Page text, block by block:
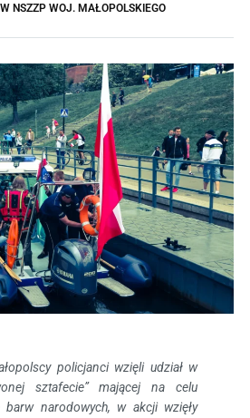
NSZZP WOJ. MAŁOPOLSKIEGO
policjanci wzięli udział w
sztafecie” mającej na celu
barw narodowych, w akcji wzięły